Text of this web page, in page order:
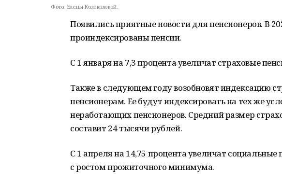
Фото: Елены Колоколовой.
Появились приятные новости для пенсионеров. В
проиндексированы пенсии.
С 1 января на 7,3 процента увеличат страховые
Также в следующем году возобновят индексацию
пенсионерам. Ее будут индексировать на тех же
неработающих пенсионеров. Средний размер
составит 24 тысячи рублей.
С 1 апреля на 14,75 процента увеличат социальные
с ростом прожиточного минимума.